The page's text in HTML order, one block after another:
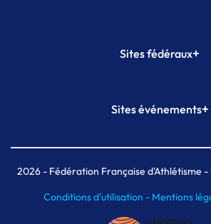
Sites fédéraux+
Plateforme Formation
Sites événements+
Meeting de Paris
MAIF Ekiden de Paris
2026- Fédération Française d'Athlétisme -
Conditions d'utilisation - Mentions